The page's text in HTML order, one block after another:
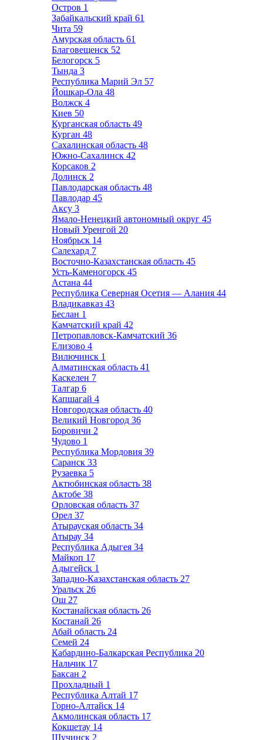
Остров 1
Забайкальский край 61
Чита 59
Амурская область 61
Благовещенск 52
Белогорск 5
Тында 3
Республика Марий Эл 57
Йошкар-Ола 48
Волжск 4
Киев 50
Курганская область 49
Курган 48
Сахалинская область 48
Южно-Сахалинск 42
Корсаков 2
Долинск 2
Павлодарская область 48
Павлодар 45
Аксу 3
Ямало-Ненецкий автономный округ 45
Новый Уренгой 20
Ноябрьск 14
Салехард 7
Восточно-Казахстанская область 45
Усть-Каменогорск 45
Астана 44
Республика Северная Осетия — Алания 44
Владикавказ 43
Беслан 1
Камчатский край 42
Петропавловск-Камчатский 36
Елизово 4
Вилючинск 1
Алматинская область 41
Каскелен 7
Талгар 6
Капшагай 4
Новгородская область 40
Великий Новгород 36
Боровичи 2
Чудово 1
Республика Мордовия 39
Саранск 33
Рузаевка 5
Актюбинская область 38
Актобе 38
Орловская область 37
Орел 37
Атырауская область 34
Атырау 34
Республика Адыгея 34
Майкоп 17
Адыгейск 1
Западно-Казахстанская область 27
Уральск 26
Ош 27
Костанайская область 26
Костанай 26
Абай область 24
Семей 24
Кабардино-Балкарская Республика 20
Нальчик 17
Баксан 2
Прохладный 1
Республика Алтай 17
Горно-Алтайск 14
Акмолинская область 17
Кокшетау 14
Щучинск 2